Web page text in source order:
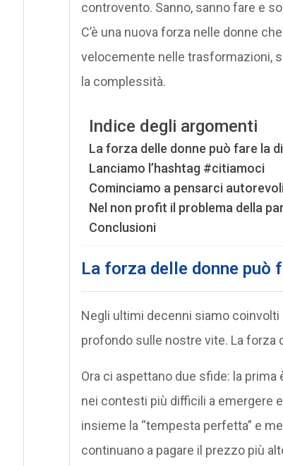
controvento. Sanno, sanno fare e
C’è una nuova forza nelle donne
velocemente nelle trasformazioni,
la complessità.
Indice degli argomenti
La forza delle donne può fare la
Lanciamo l’hashtag #citiamoci
Cominciamo a pensarci
Nel non profit il problema della
Conclusioni
La forza delle donne può
Negli ultimi decenni siamo
profondo sulle nostre vite. La forza
Ora ci aspettano due sfide: la prima
nei contesti più difficili a emergere
insieme la “tempesta perfetta” e
continuano a pagare il prezzo più